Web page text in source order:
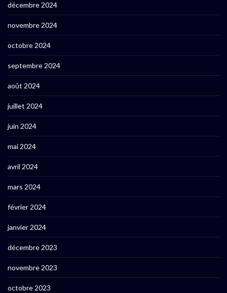
décembre 2024
novembre 2024
octobre 2024
septembre 2024
août 2024
juillet 2024
juin 2024
mai 2024
avril 2024
mars 2024
février 2024
janvier 2024
décembre 2023
novembre 2023
octobre 2023